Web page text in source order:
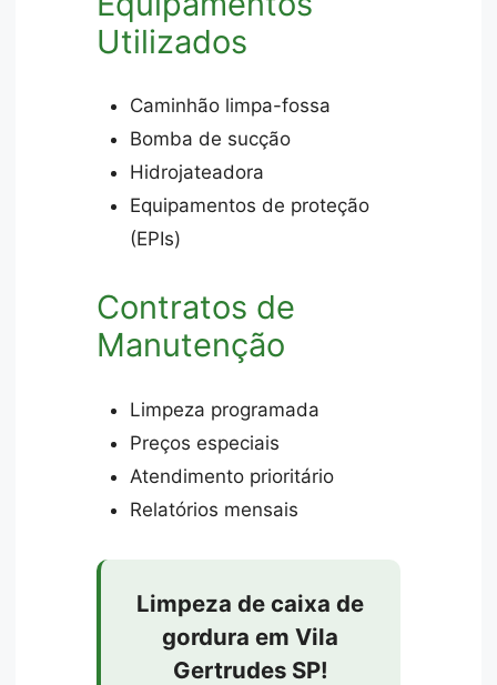
Utilizados
Caminhão limpa-fossa
Bomba de sucção
Hidrojateadora
Equipamentos de proteção
(EPIs)
Contratos de
Manutenção
Limpeza programada
Preços especiais
Atendimento prioritário
Relatórios mensais
Limpeza de caixa de
gordura em Vila
Gertrudes SP!